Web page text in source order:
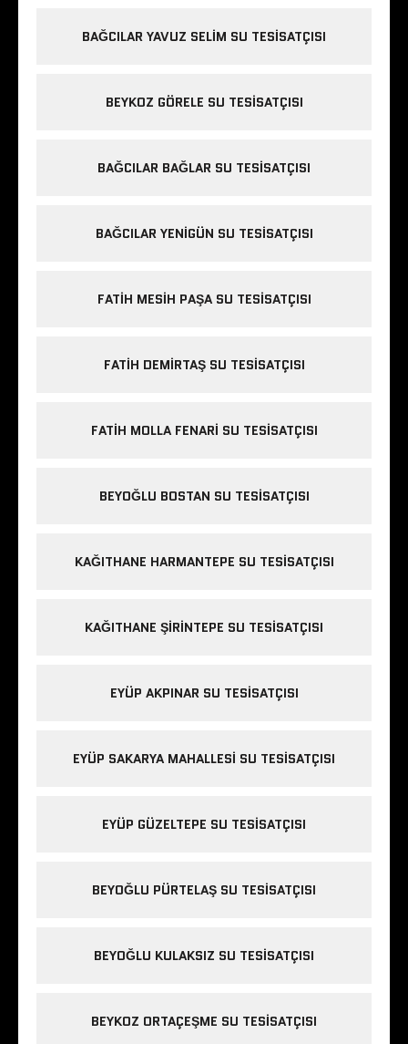
BAĞCILAR YAVUZ SELIM SU TESISATÇISI
BEYKOZ GÖRELE SU TESISATÇISI
BAĞCILAR BAĞLAR SU TESISATÇISI
BAĞCILAR YENIGÜN SU TESISATÇISI
FATIH MESIH PAŞA SU TESISATÇISI
FATIH DEMIRTAŞ SU TESISATÇISI
FATIH MOLLA FENARI SU TESISATÇISI
BEYOĞLU BOSTAN SU TESISATÇISI
KAĞITHANE HARMANTEPE SU TESISATÇISI
KAĞITHANE ŞIRINTEPE SU TESISATÇISI
EYÜP AKPINAR SU TESISATÇISI
EYÜP SAKARYA MAHALLESI SU TESISATÇISI
EYÜP GÜZELTEPE SU TESISATÇISI
BEYOĞLU PÜRTELAŞ SU TESISATÇISI
BEYOĞLU KULAKSIZ SU TESISATÇISI
BEYKOZ ORTAÇEŞME SU TESISATÇISI